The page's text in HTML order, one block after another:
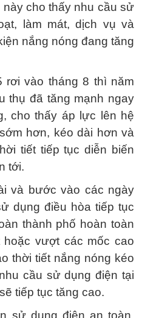
cho thấy nhu cầu sử
làm mát, dịch vụ và
nắng nóng đang tăng
rơi vào tháng 8 thì năm
thụ đã tăng mạnh ngay
cho thấy áp lực lên hệ
hơn, kéo dài hơn và
tiết tiếp tục diễn biến
tới.
và bước vào các ngày
dụng điều hòa tiếp tục
thành phố hoàn toàn
vượt các mốc cao
thời tiết nắng nóng kéo
cầu sử dụng điện tại
tiếp tục tăng cao.
sử dụng điện an toàn,